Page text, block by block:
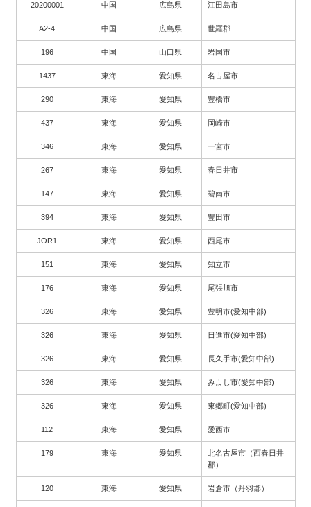
20200001 中国 広島県 江田島市
A2-4 中国 広島県 世羅郡
196 中国 山口県 岩国市
1437 東海 愛知県 名古屋市
290 東海 愛知県 豊橋市
437 東海 愛知県 岡崎市
346 東海 愛知県 一宮市
267 東海 愛知県 春日井市
147 東海 愛知県 碧南市
394 東海 愛知県 豊田市
JOR1 東海 愛知県 西尾市
151 東海 愛知県 知立市
176 東海 愛知県 尾張旭市
326 東海 愛知県 豊明市(愛知中部)
326 東海 愛知県 日進市(愛知中部)
326 東海 愛知県 長久手市(愛知中部)
326 東海 愛知県 みよし市(愛知中部)
326 東海 愛知県 東郷町(愛知中部)
112 東海 愛知県 愛西市
179 東海 愛知県
北名古屋市（西春日井
郡）
120 東海 愛知県 岩倉市（丹羽郡）